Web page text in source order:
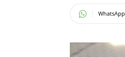
WhatsApp